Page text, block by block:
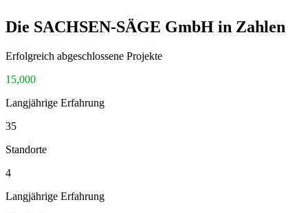
Die SACHSEN-SÄGE GmbH in Zahlen
Erfolgreich abgeschlossene Projekte
15,000
Langjährige Erfahrung
35
Standorte
4
Langjährige Erfahrung